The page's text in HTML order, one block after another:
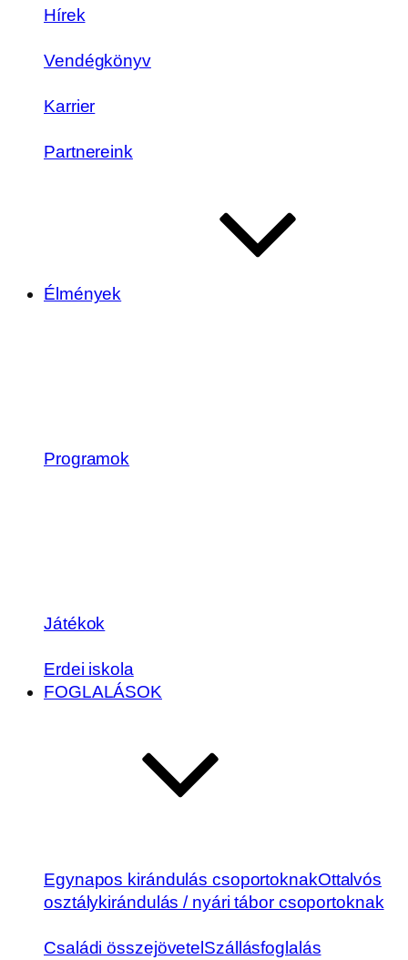
Hírek
Vendégkönyv
Karrier
Partnereink
Élmények
Programok
Játékok
Erdei iskola
FOGLALÁSOK
Egynapos kirándulás csoportoknakOttalvós
osztálykirándulás / nyári tábor csoportoknak
Családi összejövetel Szállásfoglalás